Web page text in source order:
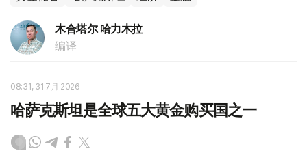
木合塔尔 哈力木拉
编译
08:31, 31 7月 2026
哈萨克斯坦是全球五大黄金购买国之一